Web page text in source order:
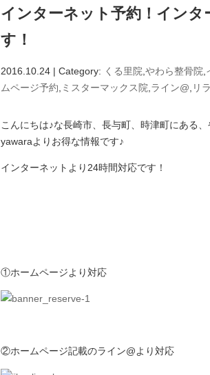
インターネット予約！イン
す！
2016.10.24 | Category: くる里院 やわら整骨院
ムページ予約 ミスターマックス院 ライン@ リ
こんにちは♪な長崎市、長与町、時津町にある
yawaraよりお得な情報です♪
インターネットより24時間対応です！
①ホームページより対応
②ホームページ記載のライン@より対応